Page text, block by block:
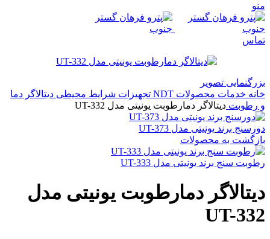
منو
تماس
بزرگنمایی تصویر
خانه خدمات محصولات NDT تجهیزات شرایط محیطی دیتالاگر دما
و رطوبت دیتالاگر دمارطوبت یونیتی مدل UT-332
دورسنج برند یونیتی مدل UT-373
بازگشت به محصولات
رطوبت سنج برند یونیتی مدل UT-333
دیتالاگر دمارطوبت یونیتی مدل
UT-332